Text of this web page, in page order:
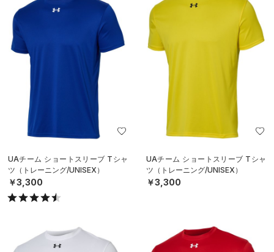
UAチーム ショートスリーブ Tシャ
ツ（トレーニング/UNISEX）
￥3,300
UAチーム ショートスリーブ Tシャ
ツ（トレーニング/UNISEX）
￥3,300